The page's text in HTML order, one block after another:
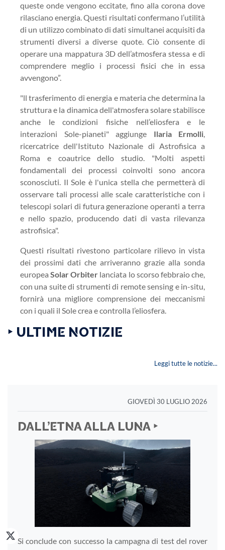
queste onde vengono eccitate, fino alla corona dove
rilasciano energia. Questi risultati confermano l’utilità
di un utilizzo combinato di dati simultanei acquisiti da
strumenti diversi a diverse quote. Ciò consente di
operare una mappatura 3D dell’atmosfera stessa e di
comprendere meglio i processi fisici che in essa
avvengono”.
"ll trasferimento di energia e materia che determina la
struttura e la dinamica dell'atmosfera solare stabilisce
anche le condizioni fisiche nell’eliosfera e le
interazioni Sole-pianeti" aggiunge Ilaria Ermolli,
ricercatrice dell'Istituto Nazionale di Astrofisica a
Roma e coautrice dello studio. "Molti aspetti
fondamentali dei processi coinvolti sono ancora
sconosciuti. Il Sole è l'unica stella che permetterà di
osservare tali processi alle scale caratteristiche con i
telescopi solari di futura generazione operanti a terra
e nello spazio, producendo dati di vasta rilevanza
astrofisica".
Questi risultati rivestono particolare rilievo in vista
dei prossimi dati che arriveranno grazie alla sonda
europeaSolar Orbiter lanciata lo scorso febbraio che,
con una suite di strumenti di remote sensing e in-situ,
fornirà una migliore comprensione dei meccanismi
con i quali il Sole crea e controlla l’eliosfera.
‣ ULTIME NOTIZIE
Leggi tutte le notizie...
GIOVEDÌ 30 LUGLIO 2026
DALL’ETNA ALLA LUNA ‣
Si conclude con successo la campagna di test del rover